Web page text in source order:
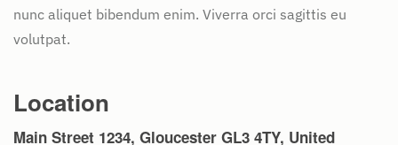
nunc aliquet bibendum enim. Viverra orci sagittis eu
volutpat.
Location
Main Street 1234, Gloucester GL3 4TY, United